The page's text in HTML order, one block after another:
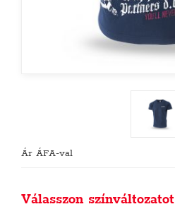
Ár ÁFA-val
Válasszon színváltozatot